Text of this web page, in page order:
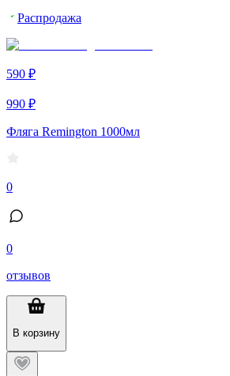
Распродажа
590 ₽
990 ₽
Фляга Remington 1000мл
0
0
отзывов
В корзину